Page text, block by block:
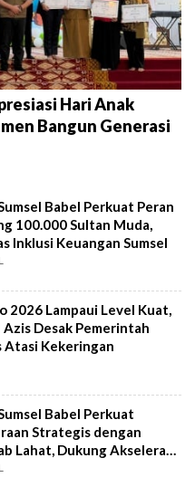
Hari Anak
Bangun Generasi
Babel Perkuat Peran
100.000 Sultan Muda,
Inklusi Keuangan Sumsel
2026 Lampaui Level Kuat,
Desak Pemerintah
Atasi Kekeringan
Babel Perkuat
Strategis dengan
Lahat, Dukung Akselerasi
Daerah